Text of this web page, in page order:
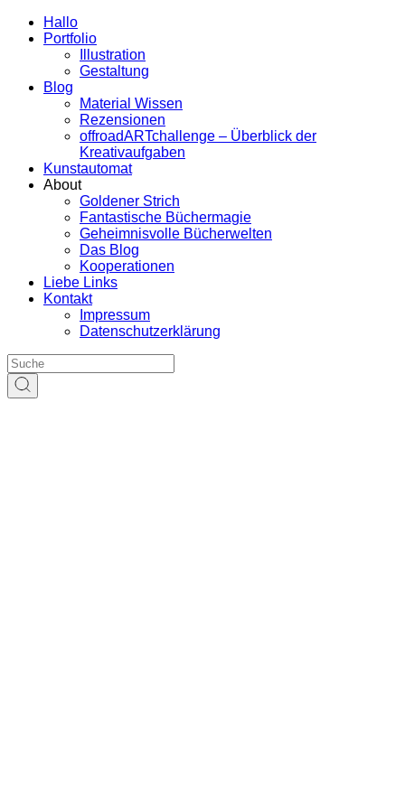
Hallo
Portfolio
Illustration
Gestaltung
Blog
Material Wissen
Rezensionen
offroadARTchallenge – Überblick der
Kreativaufgaben
Kunstautomat
About
Goldener Strich
Fantastische Büchermagie
Geheimnisvolle Bücherwelten
Das Blog
Kooperationen
Liebe Links
Kontakt
Impressum
Datenschutzerklärung